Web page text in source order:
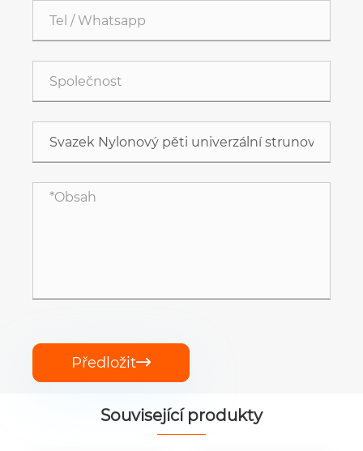
Předložit
Související produkty